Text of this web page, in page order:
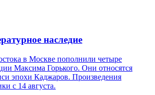
наследие
в Москве пополнили четыре
Максима Горького. Они относятся
эпохи Каджаров. Произведения
с 14 августа.